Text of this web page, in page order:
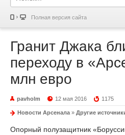
Полная версия сайта
Гранит Джака
переходу в
млн евро
pavholm 12 мая 2016 1175
Новости Арсенала » Другие
Опорный полузащитник